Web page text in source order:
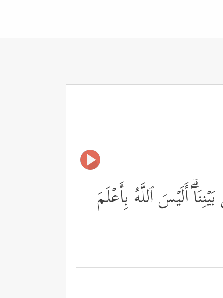
أَلَیۡسَ ٱللَّهُ بِأَعۡلَمَ